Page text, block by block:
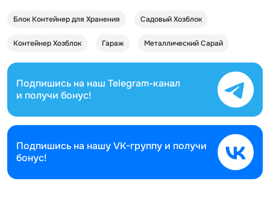
Блок Контейнер для Хранения Садовый Хозблок
Контейнер Хозблок Гараж Металлический Сарай
Подпишись на наш Telegram-канал
и получи бонус!
Подпишись на нашуVK-группу и получи
бонус!